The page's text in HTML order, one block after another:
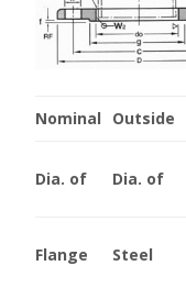
Nominal Outside
Dia. of Dia. of
Flange Steel